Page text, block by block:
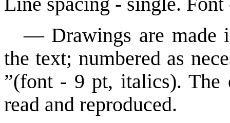
— Drawings are made
the text; numbered as
”(font - 9 pt, italics). The
read and reproduced.